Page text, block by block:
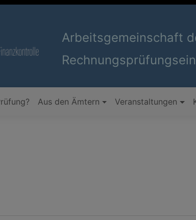
Arbeitsgemeinschaft
Aus den Ämtern Veranstaltungen